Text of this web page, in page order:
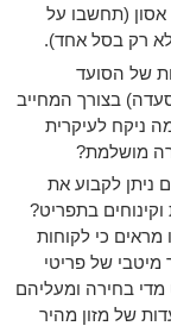
אסון (תחשבו על
רק בסל אחד).
של הסועד
בצורך המחייב
ניקח לעיקרית
מושלמת?
לקבוע את
בתפריט?
כי לקוחות
של פריטי
בחירה ומעליהם
של מזון מהיר